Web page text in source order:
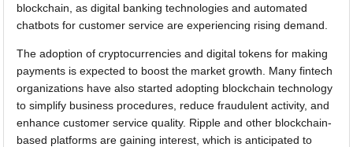
blockchain, as digital banking technologies and automated
chatbots for customer service are experiencing rising demand.
The adoption of cryptocurrencies and digital tokens for making
payments is expected to boost the market growth. Many fintech
organizations have also started adopting blockchain technology
to simplify business procedures, reduce fraudulent activity, and
enhance customer service quality. Ripple and other blockchain-
based platforms are gaining interest, which is anticipated to